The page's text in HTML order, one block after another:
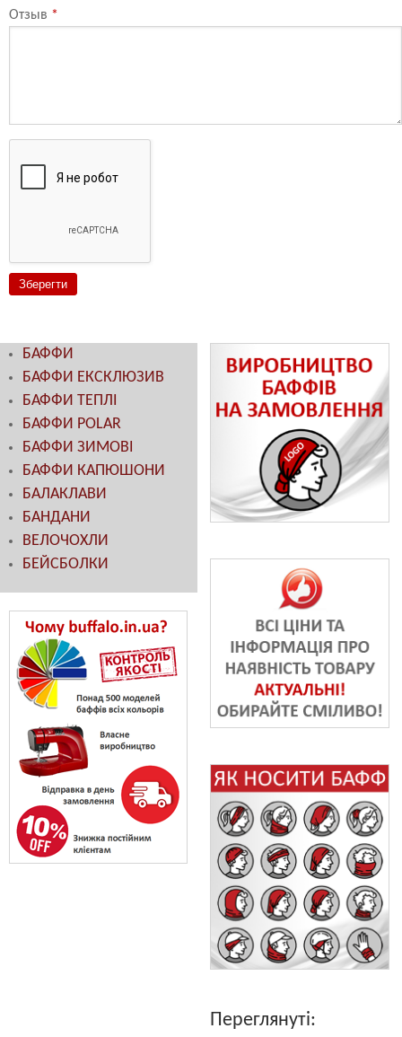
Отзыв *
БАФФИ
БАФФИ ЕКСКЛЮЗИВ
БАФФИ ТЕПЛІ
БАФФИ POLAR
БАФФИ ЗИМОВІ
БАФФИ КАПЮШОНИ
БАЛАКЛАВИ
БАНДАНИ
ВЕЛОЧОХЛИ
БЕЙСБОЛКИ
Переглянуті: